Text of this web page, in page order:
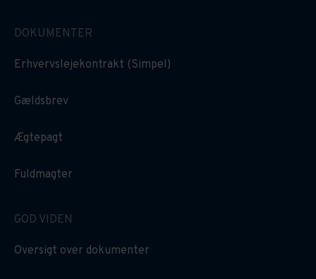
DOKUMENTER
Erhvervslejekontrakt (Simpel)
Gældsbrev
Ægtepagt
Fuldmagter
GOD VIDEN
Oversigt over dokumenter